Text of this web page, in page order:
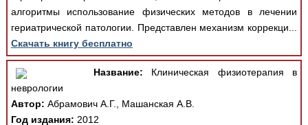
алгоритмы использование физических методов в лечении
гериатрической патологии. Представлен механизм коррекци...
Скачать книгу бесплатно
Название: Клиническая физиотерапия в
неврологии
Автор: Абрамович А.Г., Машанская А.В.
Год издания: 2012